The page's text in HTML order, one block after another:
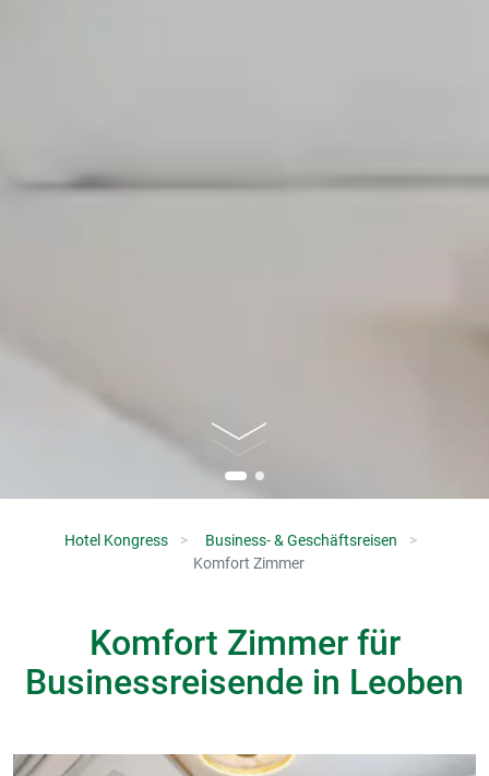
Hotel Kongress
Business- & Geschäftsreisen
Komfort Zimmer
Komfort Zimmer für
Businessreisende in Leoben